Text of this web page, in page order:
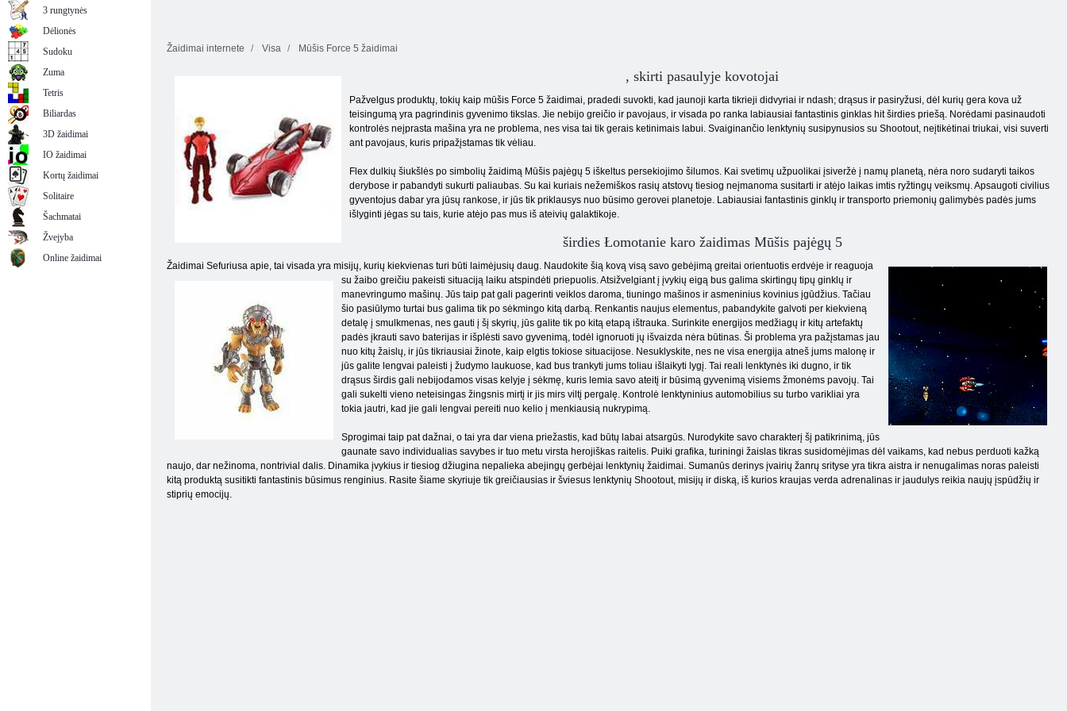
Žaidimai internete Visa Mūšis Force 5 žaidimai
, skirti pasaulyje kovotojai
Pažvelgus produktų, tokių kaip mūšis Force 5 žaidimai, pradedi suvokti, kad jaunoji karta tikrieji didvyriai ir ndash; drąsus ir pasiryžusi, dėl kurių gera kova už
teisingumą yra pagrindinis gyvenimo tikslas. Jie nebijo greičio ir pavojaus, ir visada po ranka labiausiai fantastinis ginklas hit širdies priešą. Norėdami pasinaudoti
kontrolės neįprasta mašina yra ne problema, nes visa tai tik gerais ketinimais labui. Svaiginančio lenktynių susipynusios su Shootout, neįtikėtinai triukai, visi suverti
ant pavojaus, kuris pripažįstamas tik vėliau.
Flex dulkių šiukšlės po simbolių žaidimą Mūšis pajėgų 5 iškeltus persekiojimo šilumos. Kai svetimų užpuolikai įsiveržė į namų planetą, nėra noro sudaryti taikos
derybose ir pabandyti sukurti paliaubas. Su kai kuriais nežemiškos rasių atstovų tiesiog neįmanoma susitarti ir atėjo laikas imtis ryžtingų veiksmų. Apsaugoti civilius
gyventojus dabar yra jūsų rankose, ir jūs tik priklausys nuo būsimo gerovei planetoje. Labiausiai fantastinis ginklų ir transporto priemonių galimybės padės jums
išlyginti jėgas su tais, kurie atėjo pas mus iš ateivių galaktikoje.
širdies Łomotanie karo žaidimas Mūšis pajėgų 5
Žaidimai Sefuriusa apie, tai visada yra misijų, kurių kiekvienas turi būti laimėjusių daug. Naudokite šią kovą visą savo gebėjimą greitai orientuotis erdvėje ir reaguoja
su žaibo greičiu pakeisti situaciją laiku atspindėti priepuolis. Atsižvelgiant į įvykių eigą bus galima skirtingų tipų ginklų ir
manevringumo mašinų. Jūs taip pat gali pagerinti veiklos daroma, tiuningo mašinos ir asmeninius kovinius įgūdžius. Tačiau
šio pasiūlymo turtai bus galima tik po sėkmingo kitą darbą. Renkantis naujus elementus, pabandykite galvoti per kiekvieną
detalę į smulkmenas, nes gauti į šį skyrių, jūs galite tik po kitą etapą ištrauka. Surinkite energijos medžiagų ir kitų artefaktų
padės įkrauti savo baterijas ir išplėsti savo gyvenimą, todėl ignoruoti jų išvaizda nėra būtinas. Ši problema yra pažįstamas jau
nuo kitų žaislų, ir jūs tikriausiai žinote, kaip elgtis tokiose situacijose. Nesuklyskite, nes ne visa energija atneš jums malonę ir
jūs galite lengvai paleisti į žudymo laukuose, kad bus trankyti jums toliau išlaikyti lygį. Tai reali lenktynės iki dugno, ir tik
drąsus širdis gali nebijodamos visas kelyje į sėkmę, kuris lemia savo ateitį ir būsimą gyvenimą visiems žmonėms pavojų. Tai
gali sukelti vieno neteisingas žingsnis mirtį ir jis mirs viltį pergalę. Kontrolė lenktyninius automobilius su turbo varikliai yra
tokia jautri, kad jie gali lengvai pereiti nuo kelio į menkiausią nukrypimą.
Sprogimai taip pat dažnai, o tai yra dar viena priežastis, kad būtų labai atsargūs. Nurodykite savo charakterį šį patikrinimą, jūs
gaunate savo individualias savybes ir tuo metu virsta herojiškas raitelis. Puiki grafika, turiningi žaislas tikras susidomėjimas dėl vaikams, kad nebus perduoti kažką
naujo, dar nežinoma, nontrivial dalis. Dinamika įvykius ir tiesiog džiugina nepalieka abejingų gerbėjai lenktynių žaidimai. Sumanūs derinys įvairių žanrų srityse yra tikra aistra ir nenugalimas noras paleisti
kitą produktą susitikti fantastinis būsimus renginius. Rasite šiame skyriuje tik greičiausias ir šviesus lenktynių Shootout, misijų ir diską, iš kurios kraujas verda adrenalinas ir jaudulys reikia naujų įspūdžių ir
stiprių emocijų.
3 rungtynės
Dėlionės
Sudoku
Zuma
Tetris
Biliardas
3D žaidimai
IO žaidimai
Kortų žaidimai
Solitaire
Šachmatai
Žvejyba
Online žaidimai